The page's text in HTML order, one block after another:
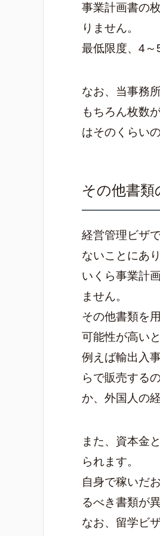
事業計画書の
りません。
最低限度、4～
なお、当事務
もちろん枚数
はそのくらい
その他書類
経営管理ビザ
ないことにあり
いくら事業計
ません。
その他書類を
可能性が高い
例えば輸出入
らで販売する
か、外国人の
また、資本金
られます。
自身で稼いだ
るべき書類が
なお、留学ビ